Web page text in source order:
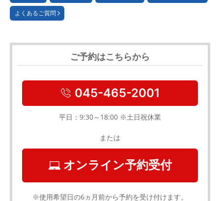
よくあるご質問
ご予約はこちらから
045-465-2001
平日：9:30～18:00 ※土日祝休業
または
オンライン予約受付
※使用希望日の6ヵ月前から予約を受け付けます。